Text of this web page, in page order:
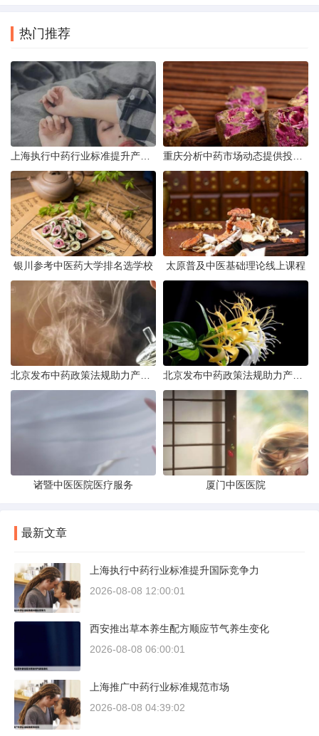
热门推荐
银川参考中医药大学排名选学校 太原普及中医基础理论线上课程
诸暨中医医院医疗服务 厦门中医医院
最新文章
上海执行中药行业标准提升国际竞争力
2026-08-08 12:00:01
西安推出草本养生配方顺应节气养生变化
2026-08-08 06:00:01
上海推广中药行业标准规范市场
2026-08-08 04:39:02